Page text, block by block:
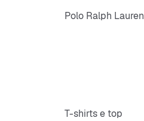
Polo Ralph Lauren
T-shirts e top